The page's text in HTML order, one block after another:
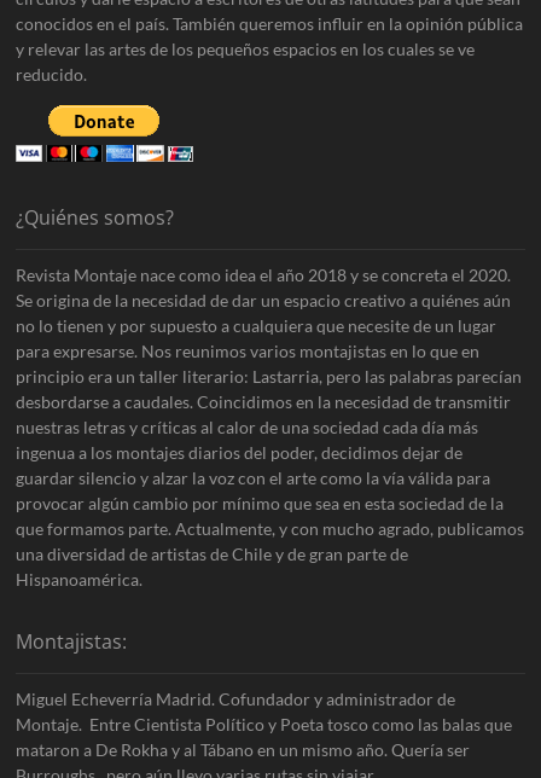
conocidos en el país. También queremos influir en la opinión pública
y relevar las artes de los pequeños espacios en los cuales se ve
reducido.
¿Quiénes somos?
Revista Montaje nace como idea el año 2018 y se concreta el 2020.
Se origina de la necesidad de dar un espacio creativo a quiénes aún
no lo tienen y por supuesto a cualquiera que necesite de un lugar
para expresarse. Nos reunimos varios montajistas en lo que en
principio era un taller literario: Lastarria, pero las palabras parecían
desbordarse a caudales. Coincidimos en la necesidad de transmitir
nuestras letras y críticas al calor de una sociedad cada día más
ingenua a los montajes diarios del poder, decidimos dejar de
guardar silencio y alzar la voz con el arte como la vía válida para
provocar algún cambio por mínimo que sea en esta sociedad de la
que formamos parte. Actualmente, y con mucho agrado, publicamos
una diversidad de artistas de Chile y de gran parte de
Hispanoamérica.
Montajistas:
Miguel Echeverría Madrid. Cofundador y administrador de
Montaje. Entre Cientista Político y Poeta tosco como las balas que
mataron a De Rokha y al Tábano en un mismo año. Quería ser